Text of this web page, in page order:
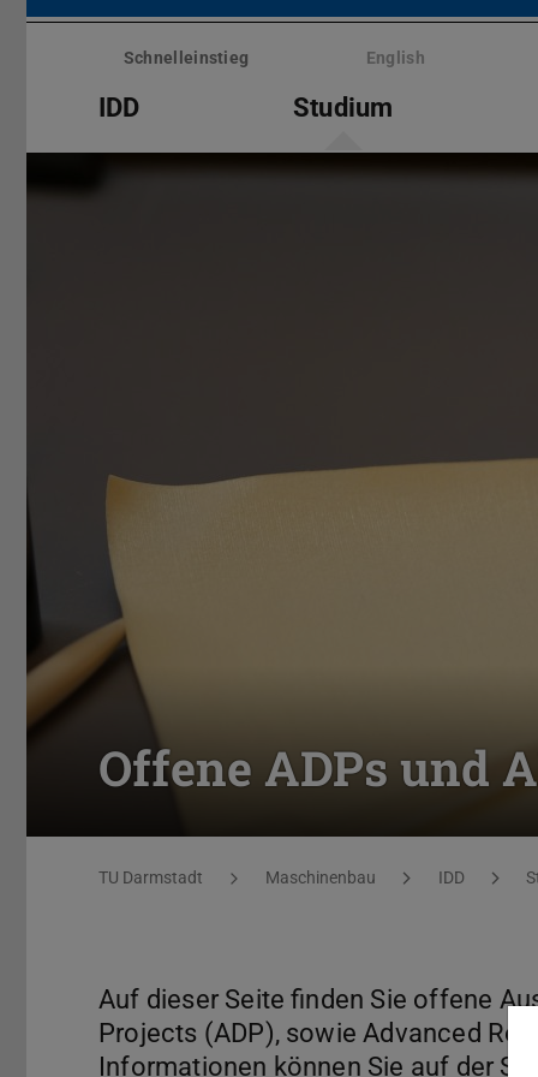
Menü
überspringenSchnelleinstieg English
IDD Studium
Offene ADPs und
Sie befinden sich hier:
TU Darmstadt Maschinenbau IDD
Auf dieser Seite finden Sie offene
Projects (ADP), sowie Advanced
Informationen können Sie auf der